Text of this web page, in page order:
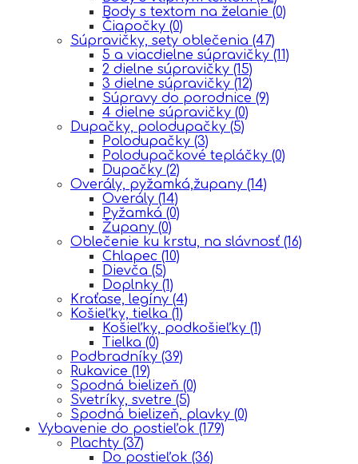
Body s textom na želanie (0)
Čiapočky (0)
Súpravičky, sety oblečenia (47)
5 a viacdielne súpravičky (11)
2 dielne súpravičky (15)
3 dielne súpravičky (12)
Súpravy do porodnice (9)
4 dielne súpravičky (0)
Dupačky, polodupačky (5)
Polodupačky (3)
Polodupačkové tepláčky (0)
Dupačky (2)
Overály, pyžamká,župany (14)
Overály (14)
Pyžamká (0)
Župany (0)
Oblečenie ku krstu, na slávnosť (16)
Chlapec (10)
Dievča (5)
Doplnky (1)
Kraťase, legíny (4)
Košieľky, tielka (1)
Košieľky, podkošieľky (1)
Tielka (0)
Podbradníky (39)
Rukavice (19)
Spodná bielizeň (0)
Svetríky, svetre (5)
Spodná bielizeň, plavky (0)
Vybavenie do postieľok (179)
Plachty (37)
Do postieľok (36)